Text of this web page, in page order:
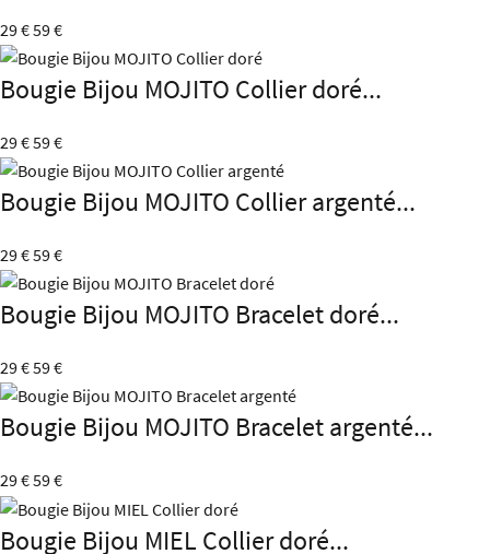
29 €59 €
Bougie Bijou MOJITO Collier doré...
29 €59 €
Bougie Bijou MOJITO Collier argenté...
29 €59 €
Bougie Bijou MOJITO Bracelet doré...
29 €59 €
Bougie Bijou MOJITO Bracelet argenté...
29 €59 €
Bougie Bijou MIEL Collier doré...